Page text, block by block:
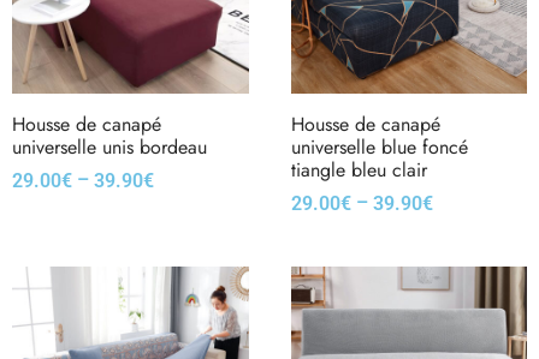
Housse de canapé
universelle unis bordeau
29.00€ – 39.90€
Housse de canapé
universelle blue foncé
tiangle bleu clair
29.00€– 39.90€